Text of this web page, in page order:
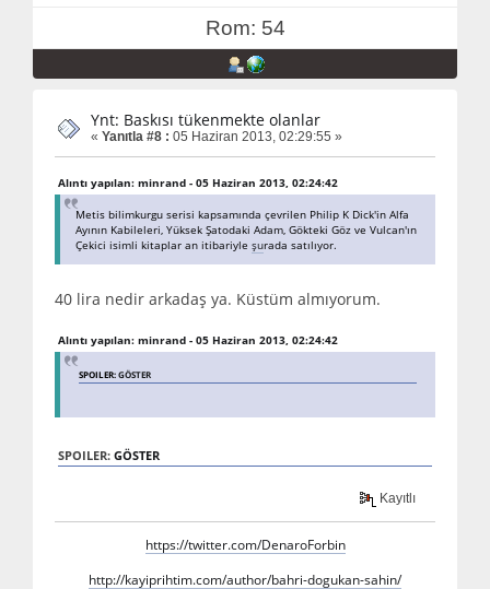
Rom: 54
Ynt: Baskısı tükenmekte olanlar
« Yanıtla #8 : 05 Haziran 2013, 02:29:55 »
Alıntı yapılan: minrand - 05 Haziran 2013, 02:24:42
Metis bilimkurgu serisi kapsamında çevrilen Philip K Dick'in Alfa
Ayının Kabileleri, Yüksek Şatodaki Adam, Gökteki Göz ve Vulcan'ın
Çekici isimli kitaplar an itibariyle şurada satılıyor.
40 lira nedir arkadaş ya. Küstüm almıyorum.
Alıntı yapılan: minrand - 05 Haziran 2013, 02:24:42
SPOILER:GÖSTER
SPOILER: GÖSTER
Kayıtlı
https://twitter.com/DenaroForbin
http://kayiprihtim.com/author/bahri-dogukan-sahin/